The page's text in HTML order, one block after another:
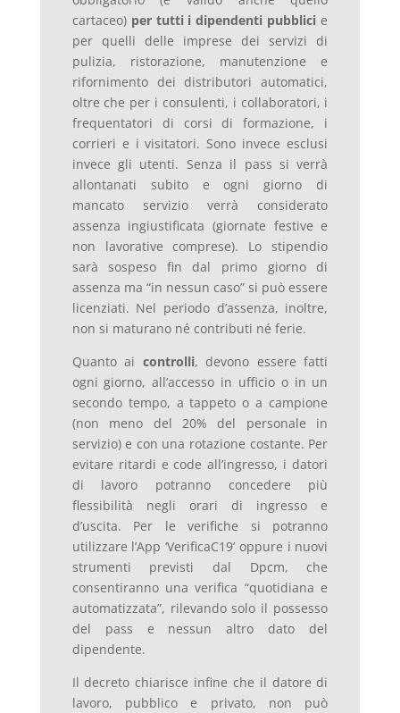
cartaceo) per tutti i dipendenti pubblici e
per quelli delle imprese dei servizi di
pulizia, ristorazione, manutenzione e
rifornimento dei distributori automatici,
oltre che per i consulenti, i collaboratori, i
frequentatori di corsi di formazione, i
corrieri e i visitatori. Sono invece esclusi
invece gli utenti. Senza il pass si verrà
allontanati subito e ogni giorno di
mancato servizio verrà considerato
assenza ingiustificata (giornate festive e
non lavorative comprese). Lo stipendio
sarà sospeso fin dal primo giorno di
assenza ma “in nessun caso” si può essere
licenziati. Nel periodo d’assenza, inoltre,
non si maturano né contributi né ferie.
Quanto ai controlli, devono essere fatti
ogni giorno, all’accesso in ufficio o in un
secondo tempo, a tappeto o a campione
(non meno del 20% del personale in
servizio) e con una rotazione costante. Per
evitare ritardi e code all’ingresso, i datori
di lavoro potranno concedere più
flessibilità negli orari di ingresso e
d’uscita. Per le verifiche si potranno
utilizzare l’App ‘VerificaC19’ oppure i nuovi
strumenti previsti dal Dpcm, che
consentiranno una verifica “quotidiana e
automatizzata”, rilevando solo il possesso
del pass e nessun altro dato del
dipendente.
Il decreto chiarisce infine che il datore di
lavoro, pubblico e privato, non può